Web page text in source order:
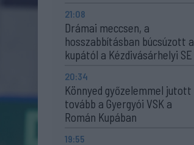
21:08
Drámai meccsen, a
hosszabbításban búcsúzott a
kupától a Kézdivásárhelyi SE
20:34
Könnyed győzelemmel jutott
tovább a Gyergyói VSK a
Román Kupában
19:55